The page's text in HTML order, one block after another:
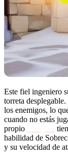
Este fiel ingeniero
torreta
los enemigos, lo
cuando no estás
propio
habilidad de
y su velocidad de